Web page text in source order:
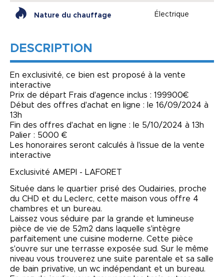
Nature du chauffage Électrique
DESCRIPTION
En exclusivité, ce bien est proposé à la vente
interactive
Prix de départ Frais d'agence inclus : 199900€
Début des offres d'achat en ligne : le 16/09/2024 à
13h
Fin des offres d'achat en ligne : le 5/10/2024 à 13h
Palier : 5000 €
Les honoraires seront calculés à l'issue de la vente
interactive
Exclusivité AMEPI - LAFORET
Située dans le quartier prisé des Oudairies, proche
du CHD et du Leclerc, cette maison vous offre 4
chambres et un bureau.
Laissez vous séduire par la grande et lumineuse
pièce de vie de 52m2 dans laquelle s'intègre
parfaitement une cuisine moderne. Cette pièce
s'ouvre sur une terrasse exposée sud. Sur le même
niveau vous trouverez une suite parentale et sa salle
de bain privative, un wc indépendant et un bureau.